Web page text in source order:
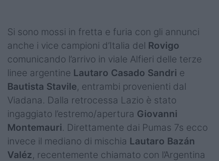
Si sono mossi in fretta e furia con gli annunci
anche i vice campioni d’Italia del Rovigo
comunicando l’arrivo in viale Alfieri delle terze
linee argentine Lautaro Casado Sandri e
Bautista Stavile, entrambi provenienti dal
Viadana. Dalla retrocessa Lazio è stato
ingaggiato l’estremo/apertura Giovanni
Montemauri. Direttamente dai Pumas 7s ecco
invece il mediano di mischia Lautaro Bazán
Valéz, recentemente chiamato con l’Argentina